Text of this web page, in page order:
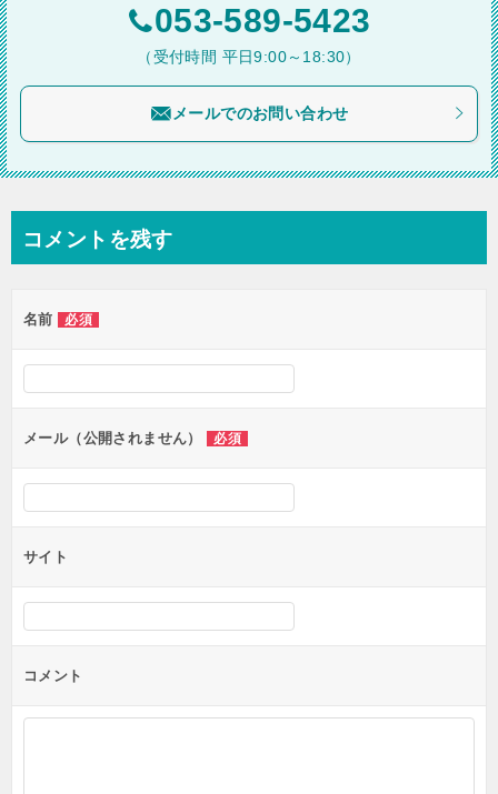
ョ
053-589-5423
（受付時間 平日9:00～18:30）
メールでのお問い合わせ
コメントを残す
名前 必須
メール（公開されません） 必須
サイト
コメント